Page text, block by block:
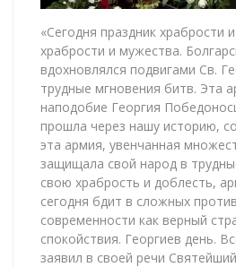
«Сегодня праздник храбрости
храбрости и мужества.
вдохновлялся подвигами Св.
трудные мгновения битв. Эта
наподобие Георгия
прошла через нашу историю,
эта армия, увенчанная
защищала свой народ в
свою храбрость и доблесть,
сегодня бдит в сложных
современности как верный
спокойствия. Георгиев день.
заявил в своей речи